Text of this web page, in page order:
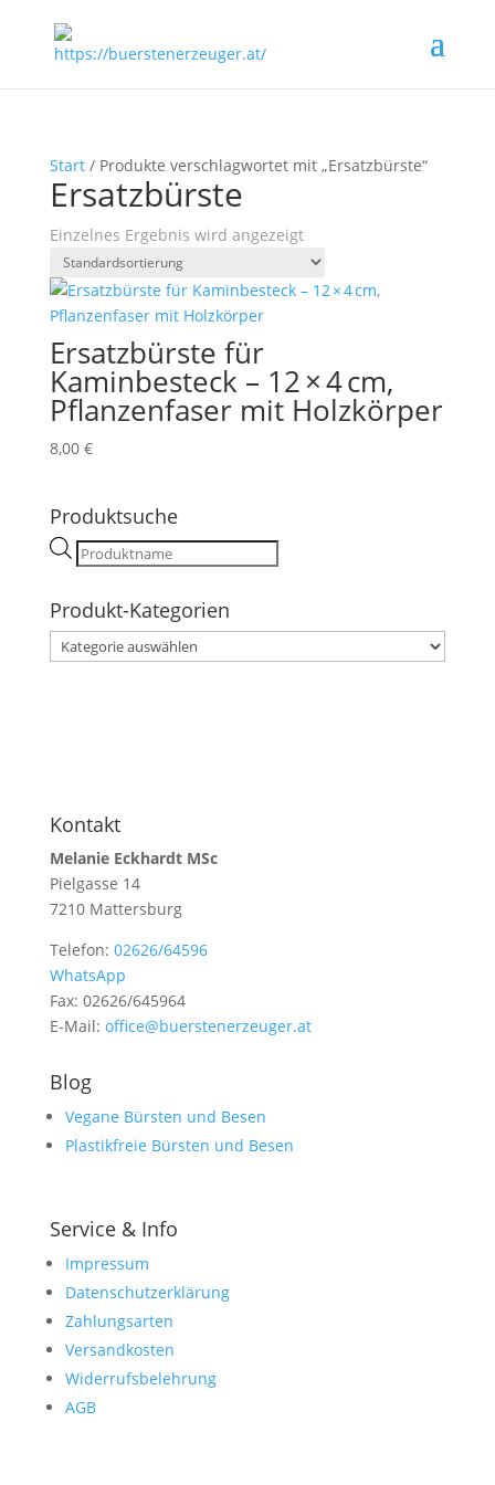
Start/ Produkte verschlagwortet mit „Ersatzbürste“
Ersatzbürste
Einzelnes Ergebnis wird angezeigt
Ersatzbürste für
Kaminbesteck – 12 × 4 cm,
Pflanzenfaser mit Holzkörper
8,00 €
Produktsuche
Products
Produkt-Kategorien
Kontakt
Melanie Eckhardt MSc
Pielgasse 14
7210 Mattersburg
Telefon: 02626/64596
WhatsApp
Fax: 02626/645964
E-Mail: office@buerstenerzeuger.at
Blog
Vegane Bürsten und Besen
Plastikfreie Bürsten und Besen
Service & Info
Impressum
Datenschutzerklärung
Zahlungsarten
Versandkosten
Widerrufsbelehrung
AGB